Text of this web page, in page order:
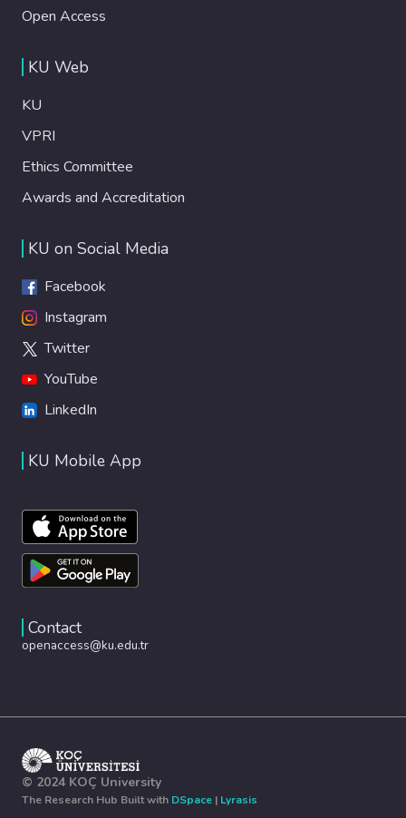
Open Access
KU Web
KU
VPRI
Ethics Committee
Awards and Accreditation
KU on Social Media
Facebook
Instagram
Twitter
YouTube
LinkedIn
KU Mobile App
Contact
openaccess@ku.edu.tr
© 2024 KOÇ University
The Research Hub Built with DSpace | Lyrasis